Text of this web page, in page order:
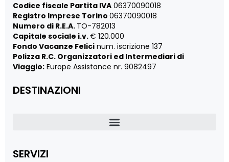
Codice fiscale Partita IVA 06370090018
Registro Imprese Torino 06370090018
Numero di R.E.A. TO-782013
Capitale sociale i.v.€ 120.000
Fondo Vacanze Felici num. iscrizione 137
Polizza R.C. Organizzatori ed Intermediari di
Viaggio: Europe Assistance nr. 9082497
DESTINAZIONI
SERVIZI